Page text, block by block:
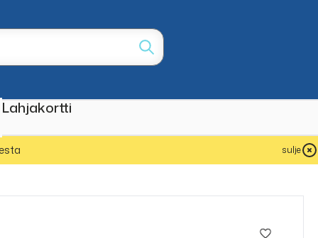
Lahjakortti
sulje